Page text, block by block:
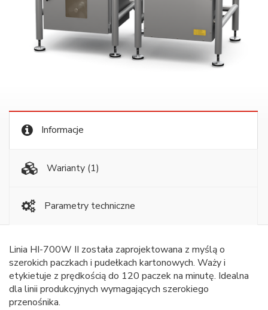
Informacje
Warianty (1)
Parametry techniczne
Linia HI-700W II została zaprojektowana z myślą o
szerokich paczkach i pudełkach kartonowych. Waży i
etykietuje z prędkością do 120 paczek na minutę. Idealna
dla linii produkcyjnych wymagających szerokiego
przenośnika.